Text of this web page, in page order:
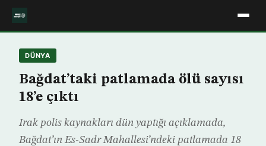
DÜNYA
Bağdat’taki patlamada ölü sayısı
18’e çıktı
Irak polis kaynakları dün yaptığı açıklamada,
Bağdat’ın Es-Sadr Mahallesi’ndeki patlamada 18